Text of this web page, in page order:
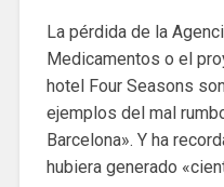
La pérdida de la
Medicamentos o el
hotel Four Seasons
ejemplos del mal
Barcelona». Y ha
hubiera generado